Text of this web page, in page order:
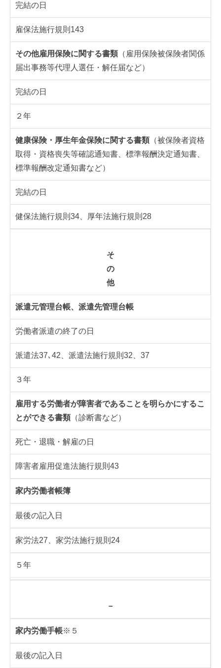
完結の日
雇保法施行規則143
その他雇用保険に関する書類 （雇用保険被保険者関係
届出事務等代理人選任・解任届など）
完結の日
２年
健康保険・厚生年金保険に関する書類 （被保険者資格
取得・資格喪失等確認通知書、標準報酬決定通知書、
標準報酬改定通知書など）
完結の日
健保法施行規則34、厚年法施行規則28
そ
の
他
派遣元管理台帳、派遣先管理台帳
労働者派遣の終了の日
派遣法37､42、派遣法施行規則32、37
３年
雇用する労働者が障害者であることを明らかにするこ
とができる書類 （診断書など）
死亡・退職・解雇の日
障害者雇用促進法施行規則43
家内労働者帳簿
最後の記入日
家労法27、家労法施行規則24
５年
－
家内労働手帳※５
最後の記入日